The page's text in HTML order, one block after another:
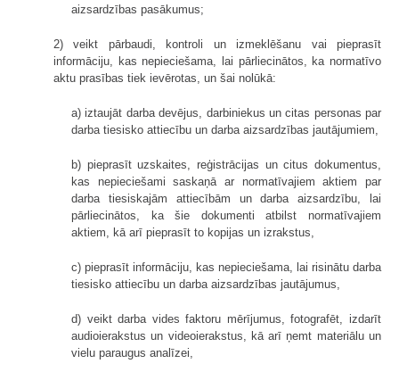
aizsardzības pasākumus;
2) veikt pārbaudi, kontroli un izmeklēšanu vai pieprasīt
informāciju, kas nepieciešama, lai pārliecinātos, ka normatīvo
aktu prasības tiek ievērotas, un šai nolūkā:
a) iztaujāt darba devējus, darbiniekus un citas personas par
darba tiesisko attiecību un darba aizsardzības jautājumiem,
b) pieprasīt uzskaites, reģistrācijas un citus dokumentus,
kas nepieciešami saskaņā ar normatīvajiem aktiem par
darba tiesiskajām attiecībām un darba aizsardzību, lai
pārliecinātos, ka šie dokumenti atbilst normatīvajiem
aktiem, kā arī pieprasīt to kopijas un izrakstus,
c) pieprasīt informāciju, kas nepieciešama, lai risinātu darba
tiesisko attiecību un darba aizsardzības jautājumus,
d) veikt darba vides faktoru mērījumus, fotografēt, izdarīt
audioierakstus un videoierakstus, kā arī ņemt materiālu un
vielu paraugus analīzei,